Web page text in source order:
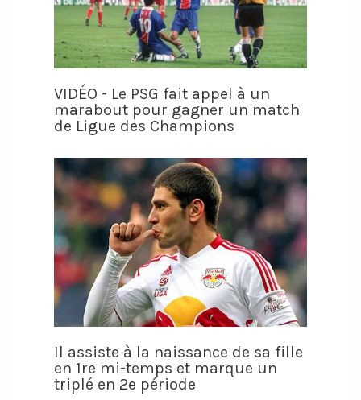
VIDÉO - Le PSG fait appel à un
marabout pour gagner un match
de Ligue des Champions
Il assiste à la naissance de sa fille
en 1re mi-temps et marque un
triplé en 2e période